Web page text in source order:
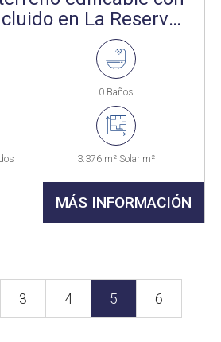
en La Reserva
0 Baños
3.376 m² Solar m²
MÁS INFORMACIÓN
3 4 5 6